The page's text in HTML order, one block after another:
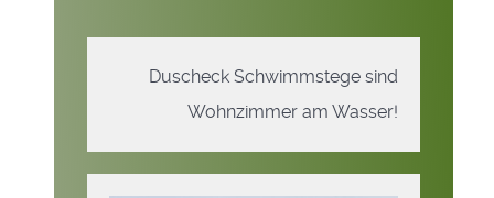
Duscheck Schwimmstege sind
Wohnzimmer am Wasser!